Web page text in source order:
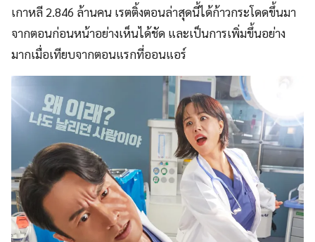
เกาหลี 2.846 ล้านคน เรตติ้งตอนล่าสุดนี้ได้ก้าวกระโดดขึ้นมา
จากตอนก่อนหน้าอย่างเห็นได้ชัด และเป็นการเพิ่มขึ้นอย่าง
มากเมื่อเทียบจากตอนแรกที่ออนแอร์